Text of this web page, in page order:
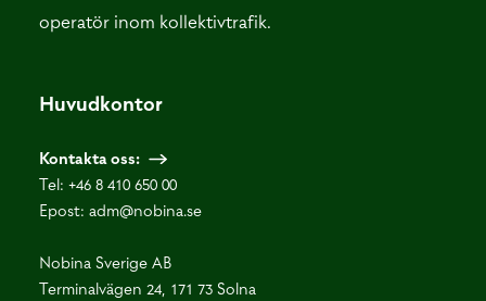
operatör inom kollektivtrafik.
Huvudkontor
Kontakta oss:
Tel: +46 8 410 650 00
Epost: adm@nobina.se
Nobina Sverige AB
Terminalvägen 24, 171 73 Solna